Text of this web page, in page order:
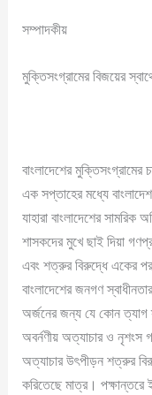
সম্পাদকীয়
মুক্তিসংগ্রামের বিজয়ের
বাংলাদেশের মুক্তিসংগ্রামের
এক সপ্তাহের মধ্যে
যাহারা বাংলাদেশের সামরিক
শাসকদের মুখে ছাই দিয়া
এবং শত্রুর বিরুদ্ধে একের
বাংলাদেশের জনগণ
অর্জনের জন্য যে কোন ত্যাগ
অবর্নণীয় অত্যাচার ও নৃশংস
অত্যাচার উৎপীড়ন শত্রুর
করিতেছে মাত্র। পক্ষান্তরে